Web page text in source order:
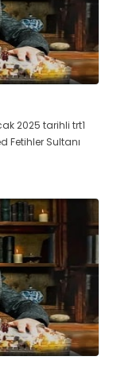
2025 tarihli trt1
Fetihler Sultanı